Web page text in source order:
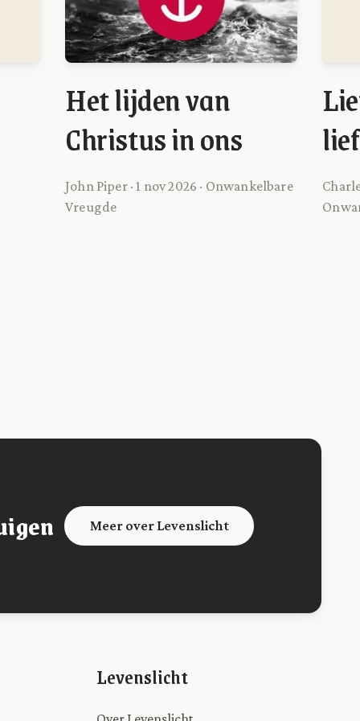
Het lijden van
Christus in ons
John Piper · 1 nov 2026 · Onwankelbare
Vreugde
Meer over Levenslicht
Levenslicht